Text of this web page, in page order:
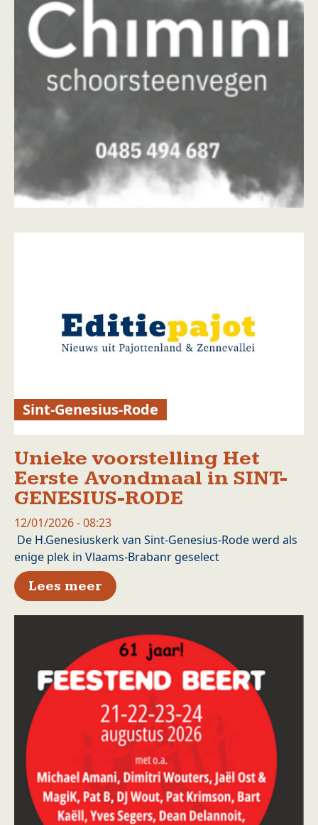
Sint-Genesius-Rode
Unieke voorstelling Het
Eerste Avondmaal in SINT-
GENESIUS-RODE
12/01/2026 - 08:23
De H.Genesiuskerk van Sint-Genesius-Rode werd als
enige plek in Vlaams-Brabanr geselect
Lees meer over Unieke voorstelling Het